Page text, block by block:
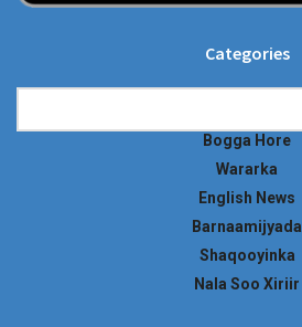
Categories
Bogga Hore
Wararka
English News
Barnaamijyada
Shaqooyinka
Nala Soo Xiriir